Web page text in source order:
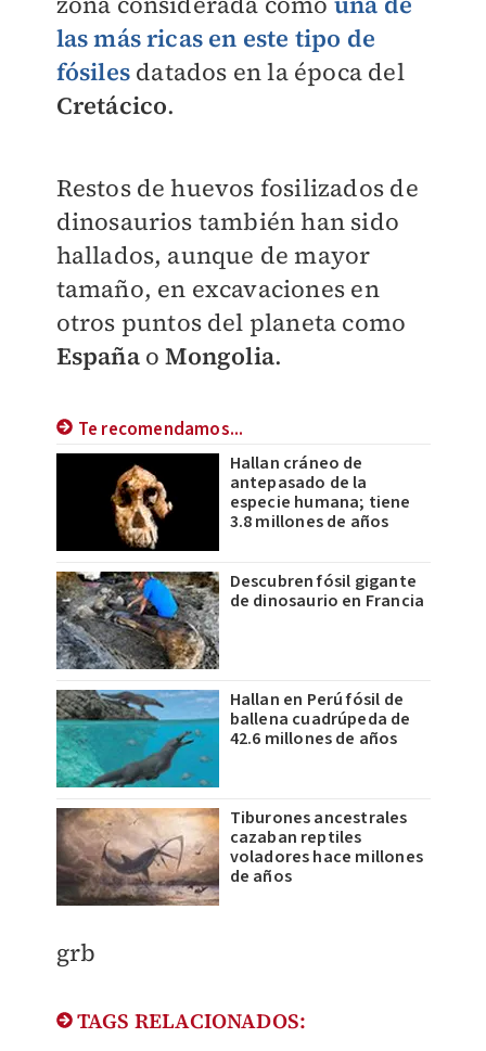
las más ricas en este tipo de
fósilesdatados en la época del
Cretácico.
Restos de huevos fosilizados de
dinosaurios también han sido
hallados, aunque de mayor
tamaño, en excavaciones en
otros puntos del planeta como
España oMongolia.
Te recomendamos...
Hallan cráneo de
antepasado de la
especie humana; tiene
3.8 millones de años
Descubren fósil gigante
de dinosaurio en Francia
Hallan en Perú fósil de
ballena cuadrúpeda de
42.6 millones de años
Tiburones ancestrales
cazaban reptiles
voladores hace millones
de años
grb
TAGS RELACIONADOS: